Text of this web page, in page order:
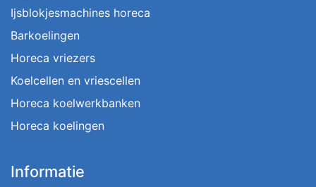
Ijsblokjesmachines horeca
Barkoelingen
Horeca vriezers
Koelcellen en vriescellen
Horeca koelwerkbanken
Horeca koelingen
Informatie